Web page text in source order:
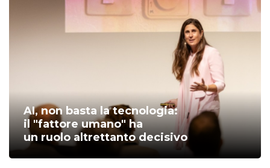
AI, non basta la tecnologia:
il "fattore umano" ha
un ruolo altrettanto decisivo